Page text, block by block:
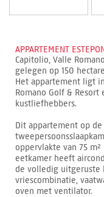
APPARTEMENT
Capitolio, Valle
gelegen op 150
Het appartement ligt
Romano Golf &
kustliefhebbers.
Dit appartement op
oppervlakte van 75
eetkamer heeft
de volledig uitgeruste
vriescombinatie,
oven met ventilator.